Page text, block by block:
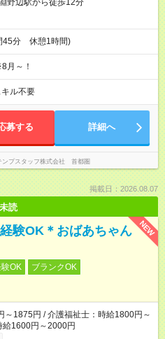
野辺駅から徒歩12分
45分 休憩1時間)
月～！
ル不要
募する 詳細へ
ンプスタッフ株式会社 首都圏
掲載日：2026.08.07
未読
NEW
験OK＊おばあちゃん
OK
ブランクOK
～1875円 / 介護福祉士：時給1800円～
1600円～2000円